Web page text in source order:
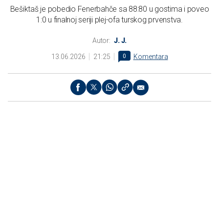
Bešiktaš je pobedio Fenerbahče sa 88:80 u gostima i poveo
1:0 u finalnoj seriji plej-ofa turskog prvenstva.
Autor: J. J.
13.06.2026 21:25 0 Komentara